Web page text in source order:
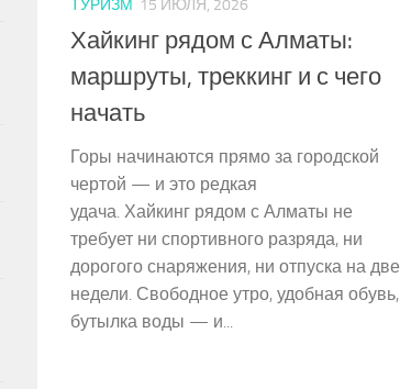
ТУРИЗМ 15 ИЮЛЯ, 2026
Хайкинг рядом с Алматы:
маршруты, треккинг и с чего
начать
Горы начинаются прямо за городской
чертой — и это редкая
удача. Хайкинг рядом с Алматы не
требует ни спортивного разряда, ни
дорогого снаряжения, ни отпуска на две
недели. Свободное утро, удобная обувь,
бутылка воды — и...